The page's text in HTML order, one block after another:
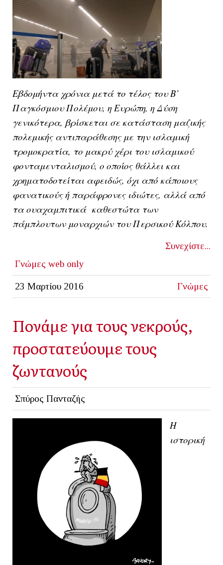
Εβδομήντα χρόνια μετά το τέλος του Β’
Παγκόσμιου Πολέμου, η Ευρώπη, η Δύση
γενικότερα, βρίσκεται σε κατάσταση μαζικής
πολεμικής αντιπαράθεσης με την ισλαμική
τρομοκρατία, το μακρύ χέρι του ισλαμικού
φονταμενταλισμού, ο οποίος θάλλει και
χρηματοδοτείται αφειδώς, όχι από κάποιους
φανατικούς ή παράφρονες ιδιώτες, αλλά από
τα ουαχαμπιτικά καθεστώτα των
πάμπλουτων μοναρχιών του Περσικού Κόλπου.
Συνεχίστε...
Γνώμες web only
23 Μαρτίου 2016 Γνώμες
Πονάμε για τους νεκρούς,
προστατεύουμε τους
ζωντανούς
Σπύρος Πανταζής
Η
ιστορική